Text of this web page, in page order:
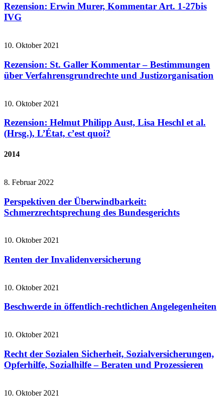
Rezension: Erwin Murer, Kommentar Art. 1-27bis
IVG
10. Oktober 2021
Rezension: St. Galler Kommentar – Bestimmungen
über Verfahrensgrundrechte und Justizorganisation
10. Oktober 2021
Rezension: Helmut Philipp Aust, Lisa Heschl et al.
(Hrsg.), L’État, c’est quoi?
2014
8. Februar 2022
Perspektiven der Überwindbarkeit:
Schmerzrechtsprechung des Bundesgerichts
10. Oktober 2021
Renten der Invalidenversicherung
10. Oktober 2021
Beschwerde in öffentlich-rechtlichen Angelegenheiten
10. Oktober 2021
Recht der Sozialen Sicherheit, Sozialversicherungen,
Opferhilfe, Sozialhilfe – Beraten und Prozessieren
10. Oktober 2021